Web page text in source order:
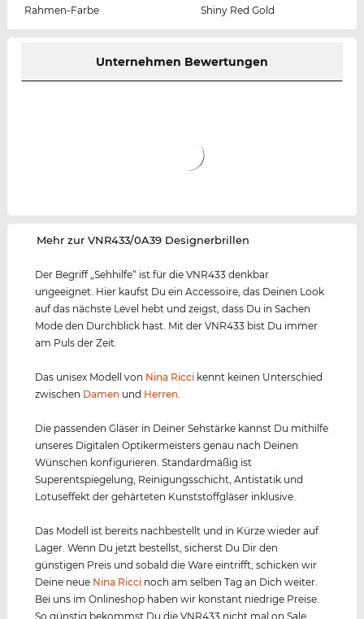
Rahmen-Farbe
Shiny Red Gold
Unternehmen Bewertungen
‌Mehr zur VNR433/0A39 Designerbrillen
Der Begriff „Sehhilfe“ ist für die VNR433 denkbar
ungeeignet. Hier kaufst Du ein Accessoire, das Deinen Look
auf das nächste Level hebt und zeigst, dass Du in Sachen
Mode den Durchblick hast. Mit der VNR433 bist Du immer
am Puls der Zeit.
Das unisex Modell von Nina Ricci kennt keinen Unterschied
zwischen Damen und Herren
Die passenden Gläser in Deiner Sehstärke kannst Du mithilfe
unseres Digitalen Optikermeisters genau nach Deinen
Wünschen konfigurieren. Standardmäßig ist
Superentspiegelung, Reinigungsschicht, Antistatik und
Lotuseffekt der gehärteten Kunststoffgläser inklusive.
Das Modell ist bereits nachbestellt und in Kürze wieder auf
Lager. Wenn Du jetzt bestellst, sicherst Du Dir den
günstigen Preis und sobald die Ware eintrifft, schicken wir
Deine neue Nina Ricci noch am selben Tag an Dich weiter.
Bei uns im Onlineshop haben wir konstant niedrige Preise.
So günstig bekommst Du die VNR433 nicht mal on Sale.